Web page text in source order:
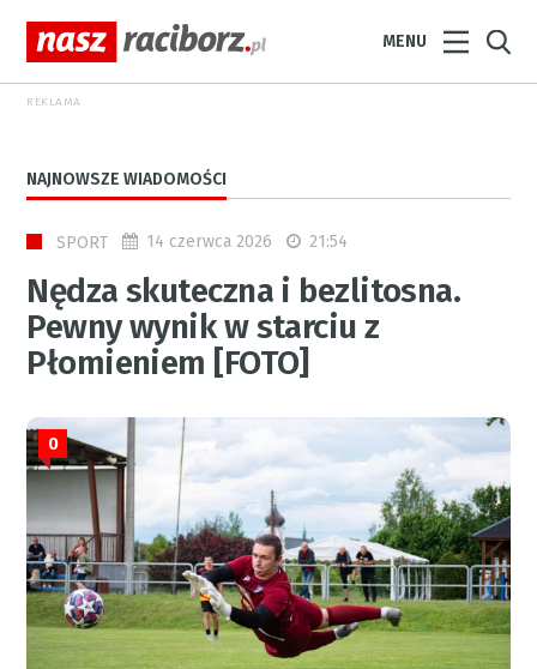
MENU
REKLAMA
NAJNOWSZE WIADOMOŚCI
SPORT 14 czerwca 2026 21:54
Nędza skuteczna i bezlitosna.
Pewny wynik w starciu z
Płomieniem [FOTO]
0